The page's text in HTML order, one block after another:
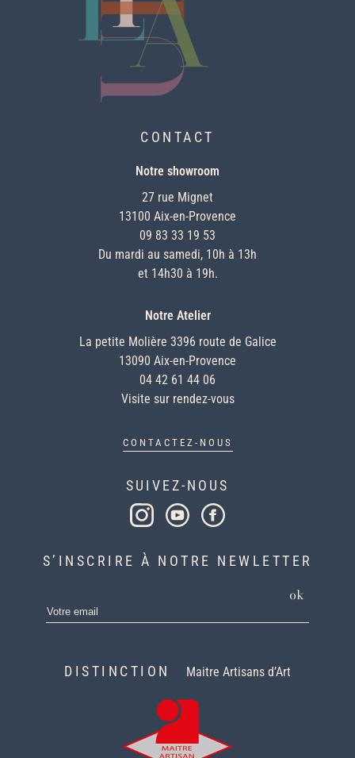
CONTACT
Notre showroom
27 rue Mignet
13100 Aix-en-Provence
09 83 33 19 53
Du mardi au samedi, 10h à 13h
et 14h30 à 19h.
Notre Atelier
La petite Molière 3396 route de Galice
13090 Aix-en-Provence
04 42 61 44 06
Visite sur rendez-vous
CONTACTEZ-NOUS
SUIVEZ-NOUS
S’INSCRIRE À NOTRE NEWLETTER
ok
DISTINCTION Maitre Artisans d’Art